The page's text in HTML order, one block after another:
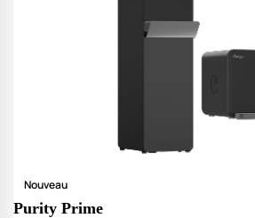
Nouveau
Purity Prime